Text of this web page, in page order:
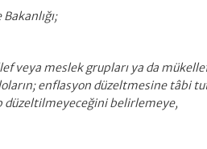
veya meslek grupları ya da
enflasyon düzeltmesine tâbi
düzeltilmeyeceğini belirlemeye,